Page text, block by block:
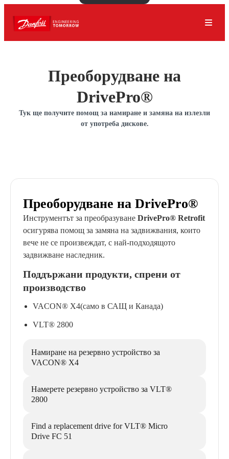
Преоборудване на
DrivePro®
Тук ще получите помощ за намиране и замяна на излезли
от употреба дискове.
Преоборудване на DrivePro®
Инструментът за преобразуване DrivePro® Retrofit
осигурява помощ за замяна на задвижвания, които
вече не се произвеждат, с най-подходящото
задвижване наследник.
Поддържани продукти, спрени от
производство
VACON® X4(само в САЩ и Канада)
VLT® 2800
Намиране на резервно устройство за
VACON® X4
Намерете резервно устройство за VLT®
2800
Find a replacement drive for VLT® Micro
Drive FC 51